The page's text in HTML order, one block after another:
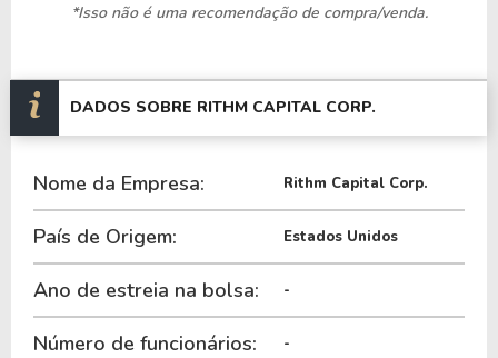
possui um P/L de 12,06, um P/VP de 0,59 e nos
9,94%.
O REIT é negociada no exterior através do ticker
*Isso não é uma recomendação de compra/venda.
DADOS SOBRE RITHM CAPITAL CORP.
Nome da Empresa: Rithm Capital Corp.
País de Origem: Estados Unidos
Ano de estreia na bolsa: -
Número de funcionários: -